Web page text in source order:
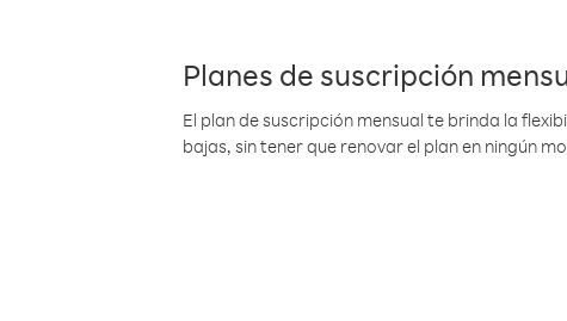
Planes de suscripción
El plan de suscripción mensual te brinda la
bajas, sin tener que renovar el plan en ningún